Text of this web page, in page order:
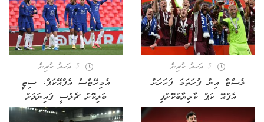
5 އަހރު ކުރިން
ލެސްޓާ އިން ފުރަތަމަ ފަހަރަށް
އެފްއޭ ކަޕް ކާމިޔާބުކޮށްފި
5 އަހރު ކުރިން
އެމިރޭޓްސް އެފްއޭކަޕް: ސިޓީ
ބަލިކޮށް ޗެލްސީ ފައިނަލަށް